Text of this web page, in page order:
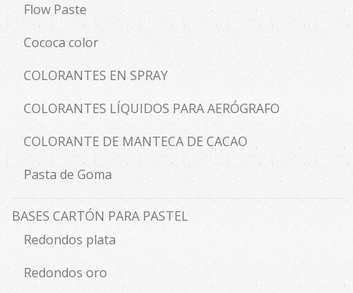
Flow Paste
Cococa color
COLORANTES EN SPRAY
COLORANTES LÍQUIDOS PARA AERÓGRAFO
COLORANTE DE MANTECA DE CACAO
Pasta de Goma
BASES CARTÓN PARA PASTEL
Redondos plata
Redondos oro